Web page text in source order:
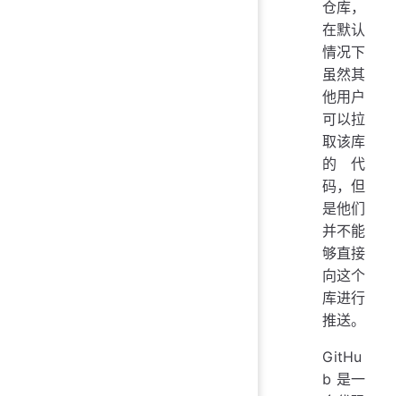
仓库，
在默认
情况下
虽然其
他用户
可以拉
取该库
的代
码，但
是他们
并不能
够直接
向这个
库进行
推送。
GitHu
b 是一